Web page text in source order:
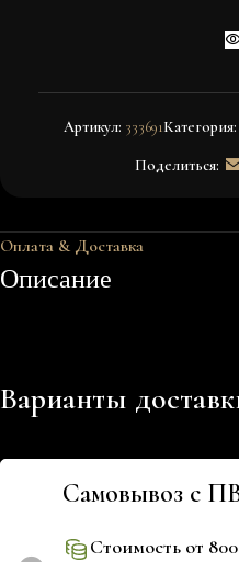
Артикул: 333691Категория:
Поделиться:
Оплата & Доставка
Описание
Варианты
Самовывоз с
Стоимость от